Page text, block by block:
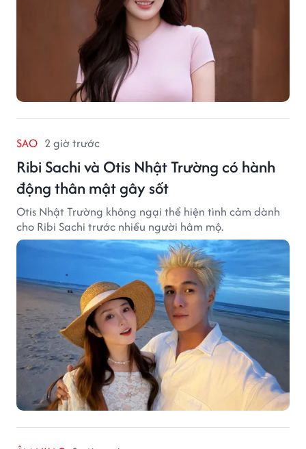
SAO 2 giờ trước
Ribi Sachi và Otis Nhật Trường có hành
động thân mật gây sốt
Otis Nhật Trường không ngại thể hiện tình cảm dành
cho Ribi Sachi trước nhiều người hâm mộ.